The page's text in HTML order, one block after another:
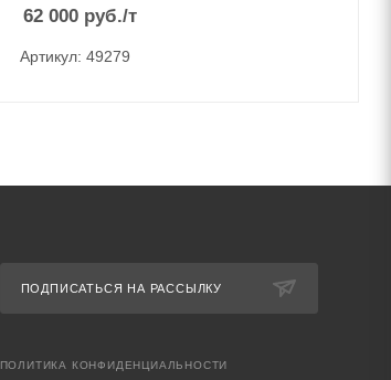
62 000руб./т
Артикул: 49279
ПОДПИСАТЬСЯ НА РАССЫЛКУ
ПОЛИТИКА КОНФИДЕНЦИАЛЬНОСТИ